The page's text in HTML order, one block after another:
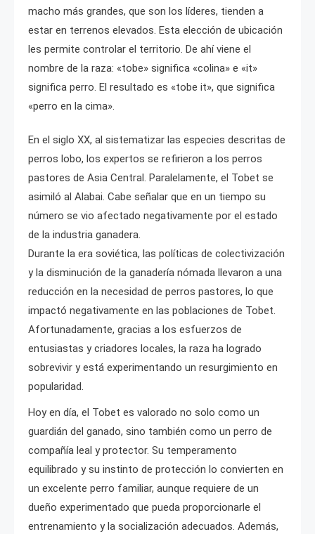
macho más grandes, que son los líderes, tienden a
estar en terrenos elevados. Esta elección de ubicación
les permite controlar el territorio. De ahí viene el
nombre de la raza: «tobe» significa «colina» e «it»
significa perro. El resultado es «tobe it», que significa
«perro en la cima».
En el siglo XX, al sistematizar las especies descritas de
perros lobo, los expertos se refirieron a los perros
pastores de Asia Central. Paralelamente, el Tobet se
asimiló al Alabai. Cabe señalar que en un tiempo su
número se vio afectado negativamente por el estado
de la industria ganadera.
Durante la era soviética, las políticas de colectivización
y la disminución de la ganadería nómada llevaron a una
reducción en la necesidad de perros pastores, lo que
impactó negativamente en las poblaciones de Tobet.
Afortunadamente, gracias a los esfuerzos de
entusiastas y criadores locales, la raza ha logrado
sobrevivir y está experimentando un resurgimiento en
popularidad.
Hoy en día, el Tobet es valorado no solo como un
guardián del ganado, sino también como un perro de
compañía leal y protector. Su temperamento
equilibrado y su instinto de protección lo convierten en
un excelente perro familiar, aunque requiere de un
dueño experimentado que pueda proporcionarle el
entrenamiento y la socialización adecuados. Además,